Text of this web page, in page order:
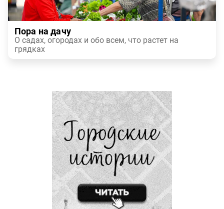
Пора на дачу
О садах, огородах и обо всем, что растет на
грядках